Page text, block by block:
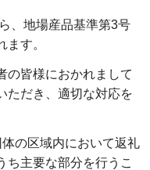
、地場産品基準第3号
す。
の皆様におかれまして
ただき、適切な対応を
の区域内において返礼
ち主要な部分を行うこ